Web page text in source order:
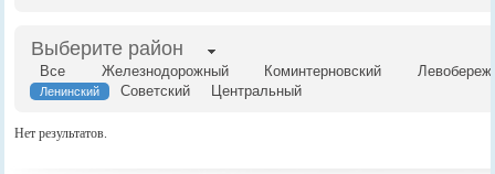
Выберите район
Все Железнодорожный Коминтерновский
Ленинский Советский Центральный
Нет результатов.